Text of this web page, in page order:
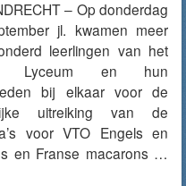
– Op donderdag
jl. kwamen meer
leerlingen van het
Lyceum en hun
bij elkaar voor de
uitreiking van de
voor VTO Engels en
en Franse macarons …